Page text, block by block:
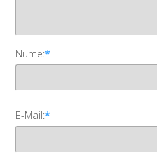
Nume:*
E-Mail:*